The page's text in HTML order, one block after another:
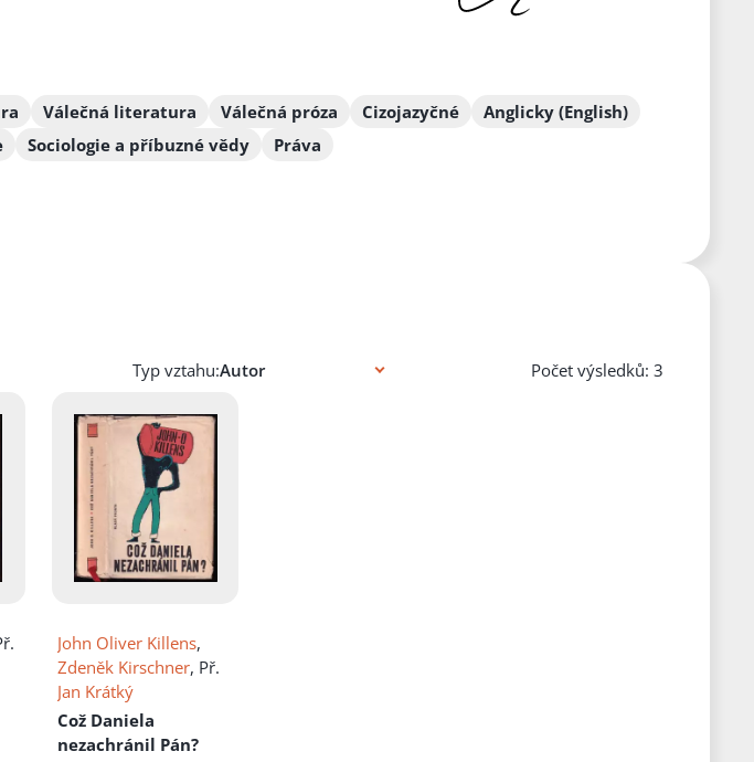
Válečná literatura Válečná próza Cizojazyčné
Anglicky (English)
Sociologie a příbuzné vědy Práva
Typ vztahu: Počet výsledků: 3
John Oliver Killens,
Zdeněk Kirschner, Př.
Jan Krátký
Což Daniela
nezachránil Pán?